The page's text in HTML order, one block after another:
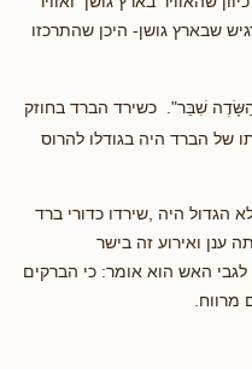
שבארץ גושן- היכן שהתרכזו
שִׁבֵּר". כשירד הברד בחוזק
של הברד היה בגודלו להרוס
הגדול היה ,שירדו כדורי ברד
ענן ואירוע זה בישר
לגבי האש הוא אומר: כי הברקים
מרווח.